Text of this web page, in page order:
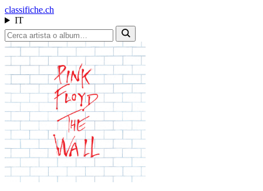
classifiche.ch
IT